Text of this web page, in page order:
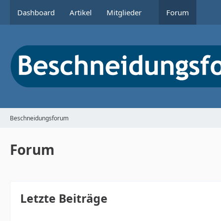
Dashboard Artikel Mitglieder Forum
Beschneidungsforum
Forum
Letzte Beiträge